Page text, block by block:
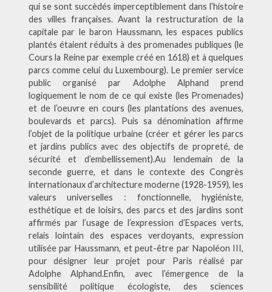
qui se sont succèdés imperceptiblement dans l’histoire
des villes françaises. Avant la restructuration de la
capitale par le baron Haussmann, les espaces publics
plantés étaient réduits à des promenades publiques (le
Cours la Reine par exemple créé en 1618) et à quelques
parcs comme celui du Luxembourg). Le premier service
public organisé par Adolphe Alphand prend
logiquement le nom de ce qui existe (les Promenades)
et de l’oeuvre en cours (les plantations des avenues,
boulevards et parcs). Puis sa dénomination affirme
l’objet de la politique urbaine (créer et gérer les parcs
et jardins publics avec des objectifs de propreté, de
sécurité et d’embellissement).Au lendemain de la
seconde guerre, et dans le contexte des Congrès
internationaux d’architecture moderne (1928-1959), les
valeurs universelles : fonctionnelle, hygiéniste,
esthétique et de loisirs, des parcs et des jardins sont
affirmés par l’usage de l’expression d’Espaces verts,
relais lointain des espaces verdoyants, expression
utilisée par Haussmann, et peut-être par Napoléon III,
pour désigner leur projet pour Paris réalisé par
Adolphe Alphand.Enfin, avec l’émergence de la
sensibilité politique écologiste, des sciences